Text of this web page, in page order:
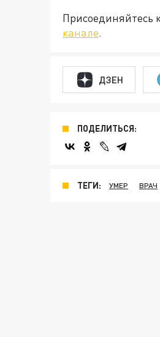
Присоединяйтесь
канале.
ДЗЕН
ПОДЕЛИТЬСЯ:
ТЕГИ: УМЕР ВРАЧ